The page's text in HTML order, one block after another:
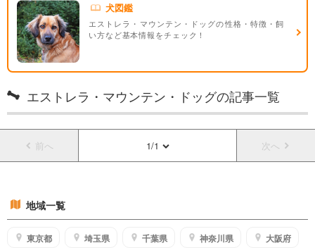
犬図鑑
エストレラ・マウンテン・ドッグの性格・特徴・飼
い方など基本情報をチェック！
エストレラ・マウンテン・ドッグの記事一覧
前へ 1/1 次へ
地域一覧
東京都 埼玉県 千葉県 神奈川県 大阪府